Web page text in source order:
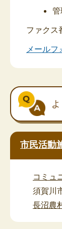
管
ファクス
メールフ
市民活動
コミュ
須賀川
長沼農